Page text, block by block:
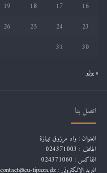
16
17
18
19
23
24
25
26
30
31
« يوليو
اتصل بنا
العنوان : واد مرزوق تيبازة
الهاتف : 024371003
الفاكس : 024371060
البريد الإلكتروني :contact@cu-tipaza.dz